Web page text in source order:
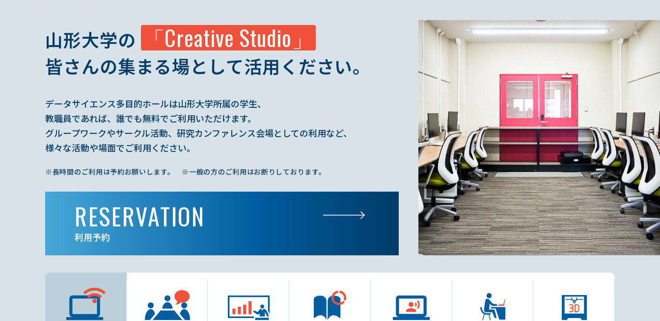
山形大学の 「Creative Studio」
皆さんの集まる場として活用ください。
データサイエンス多目的ホールは山形大学所属の学生、
教職員であれば、誰でも無料でご利用いただけます。
グループワークやサークル活動、研究カンファレンス会場としての利用など、
様々な活動や場面でご利用ください。
※長時間のご利用は予約お願いします。 ※一般の方のご利用はお断りしております。
RESERVATION
利用予約